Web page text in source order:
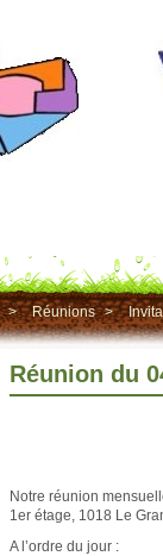
> Réunions >
Réunion du
Notre réunion
1er étage, 1018 Le
A l’ordre du jour :